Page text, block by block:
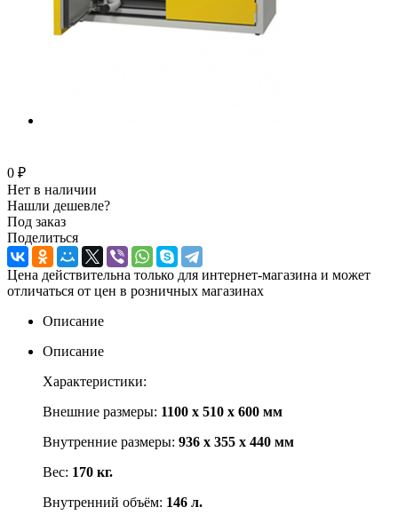
0 ₽
Нет в наличии
Нашли дешевле?
Под заказ
Поделиться
Цена действительна только для интернет-магазина и может
отличаться от цен в розничных магазинах
Описание
Описание
Характеристики:
Внешние размеры: 1100 x 510 x 600 мм
Внутренние размеры: 936 x 355 x 440 мм
Вес: 170 кг.
Внутренний объём: 146 л.